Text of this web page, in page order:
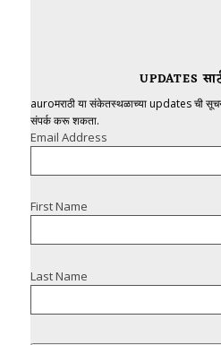
UPDATES
auroमराठी या संकेतस्थळाच्या updates ची
संपर्क करू शकता.
Email Address
First Name
Last Name